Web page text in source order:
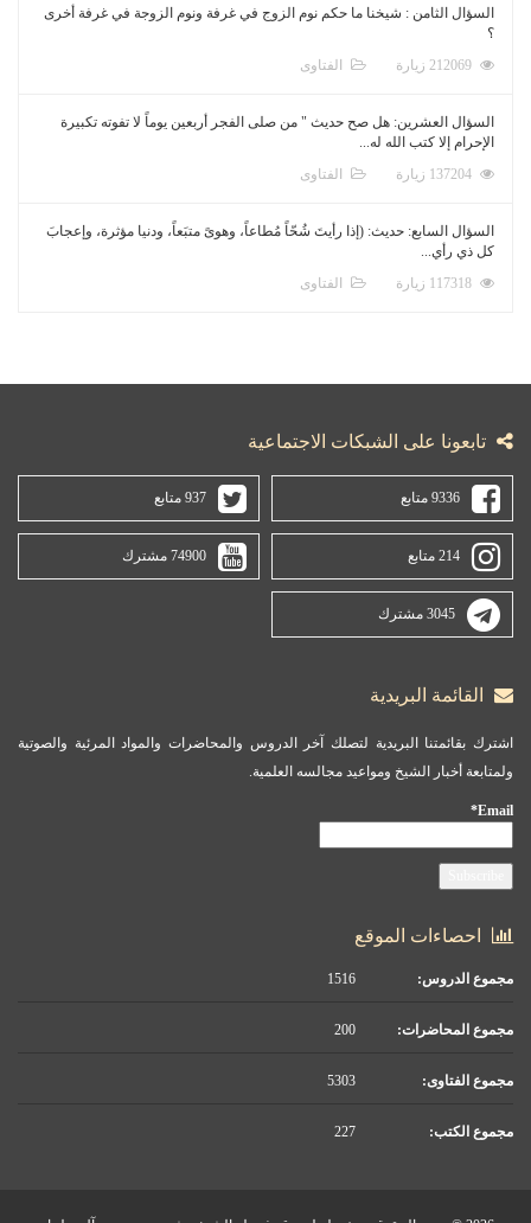
السؤال الثامن : شيخنا ما حكم نوم الزوج في غرفة ونوم الزوجة في غرفة أخرى
؟
الفتاوى
السؤال العشرين: هل صح حديث " من صلى الفجر أربعين يوماً لا تفوته تكبيرة
الإحرام إلا كتب الله له...
الفتاوى
السؤال السابع: حديث: (إذا رأيتَ شُحّاً مُطاعاً، وهوىً متبَعاً، ودنيا مؤثرة، وإعجابَ
كل ذي رأي...
الفتاوى
تابعونا على الشبكات الاجتماعية
9336 متابع 937 متابع
214 متابع 74900 مشترك
3045 مشترك
القائمة البريدية
اشترك بقائمتنا البريدية لتصلك آخر الدروس والمحاضرات والمواد المرئية والصوتية
ولمتابعة أخبار الشيخ ومواعيد مجالسه العلمية.
Email*
احصاءات الموقع
مجموع الدروس:
مجموع المحاضرات:
مجموع الفتاوى:
مجموع الكتب: